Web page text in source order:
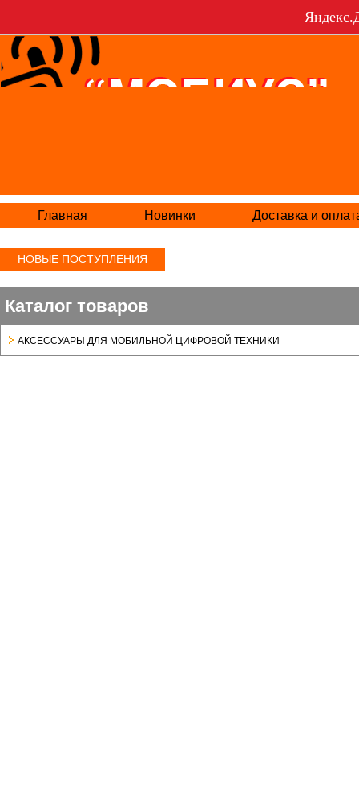
Главная Новинки Доставка и
НОВЫЕ ПОСТУПЛЕНИЯ
Каталог товаров
АКСЕСCУАРЫ ДЛЯ МОБИЛЬНОЙ ЦИФРОВОЙ ТЕХНИКИ